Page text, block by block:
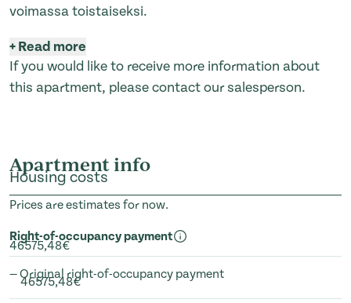
voimassa toistaiseksi.
+Read more
If you would like to receive more information about
this apartment, please contact our salesperson.
Apartment info
Housing costs
Prices are estimates for now.
Right-of-occupancy payment
46575,48€
— Original right-of-occupancy payment
46575,48€